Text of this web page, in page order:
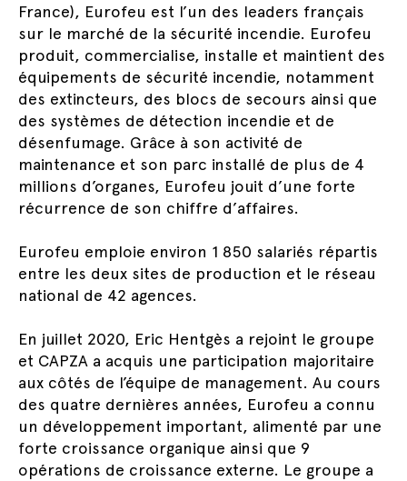
France), Eurofeu est l’un des leaders français
sur le marché de la sécurité incendie. Eurofeu
produit, commercialise, installe et maintient des
équipements de sécurité incendie, notamment
des extincteurs, des blocs de secours ainsi que
des systèmes de détection incendie et de
désenfumage. Grâce à son activité de
maintenance et son parc installé de plus de 4
millions d’organes, Eurofeu jouit d’une forte
récurrence de son chiffre d’affaires.
Eurofeu emploie environ 1 850 salariés répartis
entre les deux sites de production et le réseau
national de 42 agences.
En juillet 2020, Eric Hentgès a rejoint le groupe
et CAPZA a acquis une participation majoritaire
aux côtés de l’équipe de management. Au cours
des quatre dernières années, Eurofeu a connu
un développement important, alimenté par une
forte croissance organique ainsi que 9
opérations de croissance externe. Le groupe a